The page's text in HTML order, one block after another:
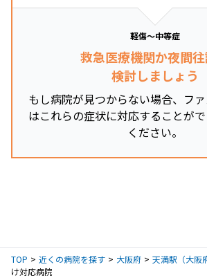
軽傷～中等症
救急医療機関か夜間
検討しましょう
もし病院が見つからない場合、フ
はこれらの症状に対応することが
ください。
TOP 近くの病院を探す 大阪府 天満駅（大阪
け対応病院